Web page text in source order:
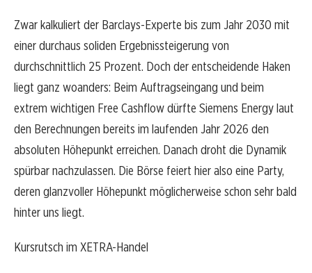
Zwar kalkuliert der Barclays-Experte bis zum Jahr 2030 mit
einer durchaus soliden Ergebnissteigerung von
durchschnittlich 25 Prozent. Doch der entscheidende Haken
liegt ganz woanders: Beim Auftragseingang und beim
extrem wichtigen Free Cashflow dürfte Siemens Energy laut
den Berechnungen bereits im laufenden Jahr 2026 den
absoluten Höhepunkt erreichen. Danach droht die Dynamik
spürbar nachzulassen. Die Börse feiert hier also eine Party,
deren glanzvoller Höhepunkt möglicherweise schon sehr bald
hinter uns liegt.
Kursrutsch im XETRA-Handel